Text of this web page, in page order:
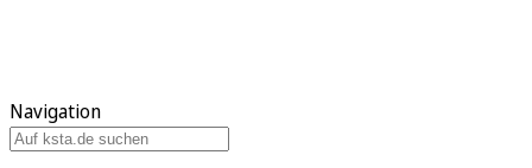
Navigation